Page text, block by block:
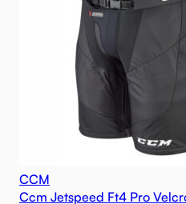
CCM
Ccm Jetspeed Ft4 Pro